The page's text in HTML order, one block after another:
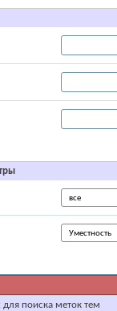
поиска меток тем